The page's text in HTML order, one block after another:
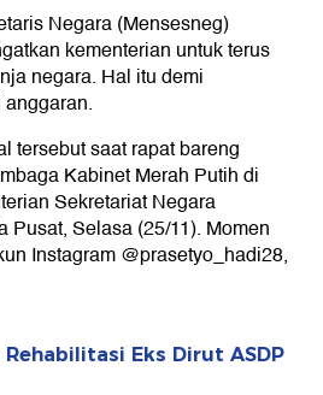
Negara (Mensesneg)
kementerian untuk terus
negara. Hal itu demi
tersebut saat rapat bareng
Kabinet Merah Putih di
Sekretariat Negara
Pusat, Selasa (25/11). Momen
Instagram @prasetyo_hadi28,
Eks Dirut ASDP